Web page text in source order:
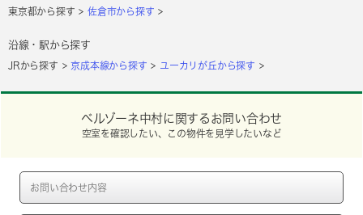
東京都から探す 佐倉市から探す
沿線・駅から探す
JRから探す 京成本線から探す ユーカリが丘から探す
ベルゾーネ中村に関するお問い合わせ
空室を確認したい、この物件を見学したいなど